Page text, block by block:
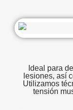
Ideal para
lesiones, así
Utilizamos
tensión